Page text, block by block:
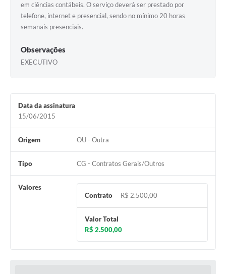
em ciências contábeis. O serviço deverá ser prestado por
telefone, internet e presencial, sendo no mínimo 20 horas
semanais presenciais.
Observações
EXECUTIVO
Data da assinatura
15/06/2015
Origem OU - Outra
Tipo CG - Contratos Gerais/Outros
Valores
Contrato
R$ 2.500,00
Valor Total
R$ 2.500,00